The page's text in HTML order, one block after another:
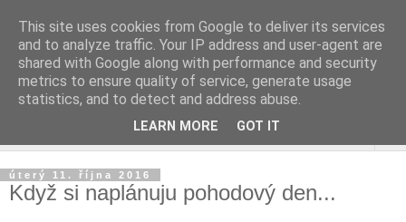
úterý 11. října 2016
Když si naplánuju pohodový den...
This site uses cookies from Google to deliver its services
and to analyze traffic. Your IP address and user-agent are
shared with Google along with performance and security
metrics to ensure quality of service, generate usage
statistics, and to detect and address abuse.
LEARN MORE GOT IT